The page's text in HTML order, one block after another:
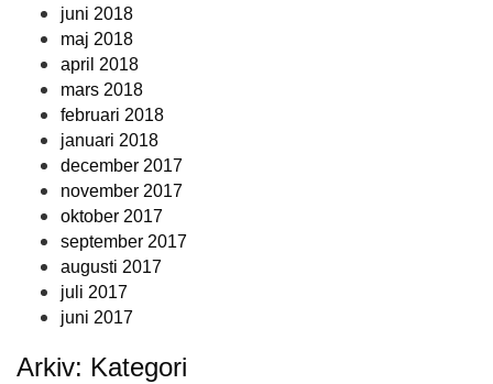
juni 2018
maj 2018
april 2018
mars 2018
februari 2018
januari 2018
december 2017
november 2017
oktober 2017
september 2017
augusti 2017
juli 2017
juni 2017
Arkiv: Kategori